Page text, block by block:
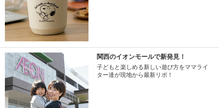
関西のイオンモールで新発見！
子どもと楽しめる新しい遊び方をママライ
ター達が現地から最新リポ！